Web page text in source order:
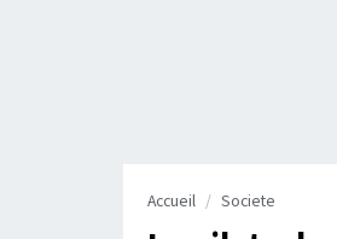
Accueil Societe